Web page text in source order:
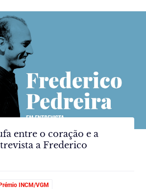
entre o coração e a
a Frederico
Prémio INCM/VGM